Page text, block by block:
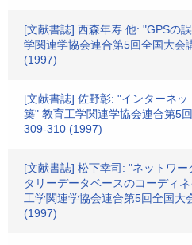
[文献書誌] 西森年寿 他: "GPSの
学関連学協会連合第5回全国大会
(1997)
[文献書誌] 佐野彰: "インターネ
築" 教育工学関連学協会連合第5
309-310 (1997)
[文献書誌] 松下幸司: "ネットワ
タリーデータベースのコーディ
工学関連学協会連合第5回全国大
(1997)